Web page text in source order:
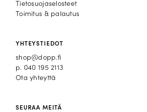
Tietosuojaselosteet
Toimitus & palautus
YHTEYSTIEDOT
shop@dopp.fi
p. 040 195 2113
Ota yhteyttä
SEURAA MEITÄ